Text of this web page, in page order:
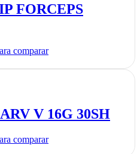
FORCEPS
comparar
V 16G 30SH
comparar